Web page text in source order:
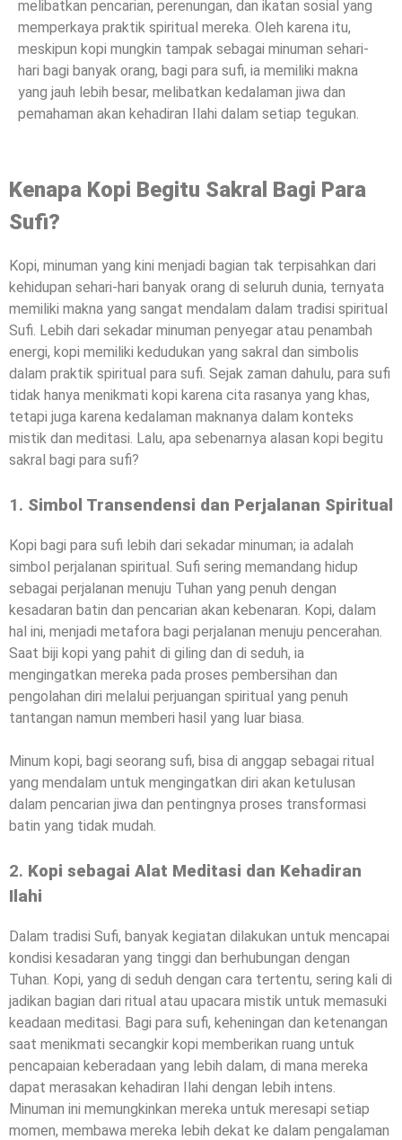
melibatkan pencarian, perenungan, dan ikatan sosial yang
memperkaya praktik spiritual mereka. Oleh karena itu,
meskipun kopi mungkin tampak sebagai minuman sehari-
hari bagi banyak orang, bagi para sufi, ia memiliki makna
yang jauh lebih besar, melibatkan kedalaman jiwa dan
pemahaman akan kehadiran Ilahi dalam setiap tegukan.
Kenapa Kopi Begitu Sakral Bagi Para
Sufi?
Kopi, minuman yang kini menjadi bagian tak terpisahkan dari
kehidupan sehari-hari banyak orang di seluruh dunia, ternyata
memiliki makna yang sangat mendalam dalam tradisi spiritual
Sufi. Lebih dari sekadar minuman penyegar atau penambah
energi, kopi memiliki kedudukan yang sakral dan simbolis
dalam praktik spiritual para sufi. Sejak zaman dahulu, para sufi
tidak hanya menikmati kopi karena cita rasanya yang khas,
tetapi juga karena kedalaman maknanya dalam konteks
mistik dan meditasi. Lalu, apa sebenarnya alasan kopi begitu
sakral bagi para sufi?
1. Simbol Transendensi dan Perjalanan Spiritual
Kopi bagi para sufi lebih dari sekadar minuman; ia adalah
simbol perjalanan spiritual. Sufi sering memandang hidup
sebagai perjalanan menuju Tuhan yang penuh dengan
kesadaran batin dan pencarian akan kebenaran. Kopi, dalam
hal ini, menjadi metafora bagi perjalanan menuju pencerahan.
Saat biji kopi yang pahit di giling dan di seduh, ia
mengingatkan mereka pada proses pembersihan dan
pengolahan diri melalui perjuangan spiritual yang penuh
tantangan namun memberi hasil yang luar biasa.
Minum kopi, bagi seorang sufi, bisa di anggap sebagai ritual
yang mendalam untuk mengingatkan diri akan ketulusan
dalam pencarian jiwa dan pentingnya proses transformasi
batin yang tidak mudah.
2. Kopi sebagai Alat Meditasi dan Kehadiran
Ilahi
Dalam tradisi Sufi, banyak kegiatan dilakukan untuk mencapai
kondisi kesadaran yang tinggi dan berhubungan dengan
Tuhan. Kopi, yang di seduh dengan cara tertentu, sering kali di
jadikan bagian dari ritual atau upacara mistik untuk memasuki
keadaan meditasi. Bagi para sufi, keheningan dan ketenangan
saat menikmati secangkir kopi memberikan ruang untuk
pencapaian keberadaan yang lebih dalam, di mana mereka
dapat merasakan kehadiran Ilahi dengan lebih intens.
Minuman ini memungkinkan mereka untuk meresapi setiap
momen, membawa mereka lebih dekat ke dalam pengalaman